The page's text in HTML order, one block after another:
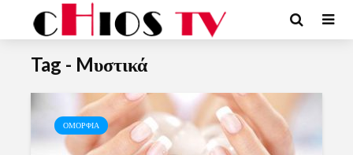
Tag - Mυστικά
ΟΜΟΡΦΙΑ